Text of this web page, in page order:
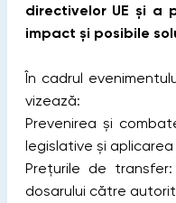
directivelor UE și a
impact și posibile
În cadrul
vizează:
Prevenirea și
legislative și
Prețurile de
dosarului către